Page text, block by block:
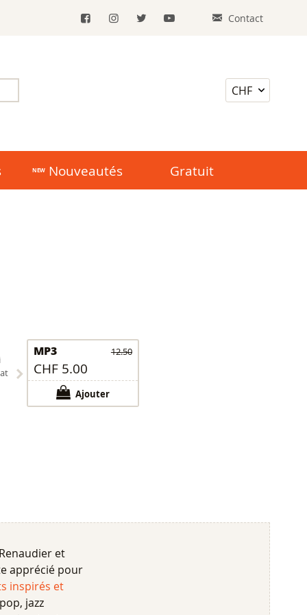
Contact
Nouveautés Gratuit
MP3 12.50
CHF 5.00
Ajouter
et
apprécié pour
inspirés et
jazz